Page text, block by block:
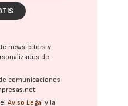
newsletters y
de
comunicaciones
elAviso Legal y la